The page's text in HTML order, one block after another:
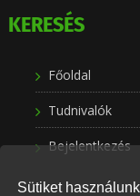
Sütiket
KERESÉS
Főoldal
Tudnivalók
Bejelentkezés